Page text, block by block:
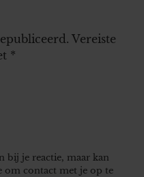
Vereiste
*
bij je reactie, maar kan
om contact met je op te